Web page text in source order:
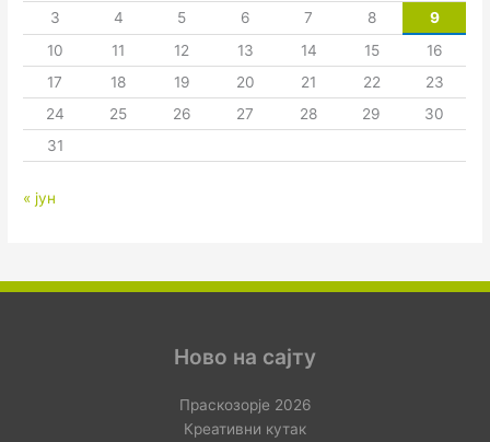
3
4 5 6 7 8
9
10
11 12 13 14 15
16
17
18 19 20 21 22
23
24
25 26 27 28 29
30
31
« јун
Ново на сајту
Праскозорје 2026
Креативни кутак